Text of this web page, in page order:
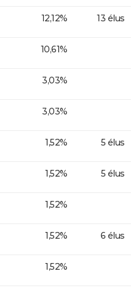
12,12% 13 élus
10,61%
3,03%
3,03%
1,52% 5 élus
1,52% 5 élus
1,52%
1,52% 6 élus
1,52%